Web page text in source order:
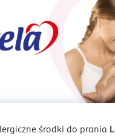
środki do prania